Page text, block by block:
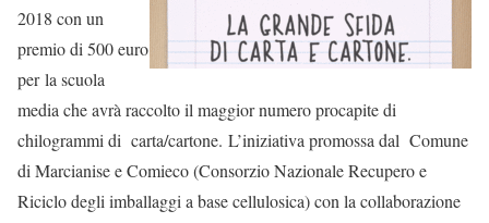
2018 con un
premio di 500 euro
per la scuola
media che avrà raccolto il maggior numero procapite di
chilogrammi di carta/cartone. L’iniziativa promossa dal Comune
di Marcianise e Comieco (Consorzio Nazionale Recupero e
Riciclo degli imballaggi a base cellulosica) con la collaborazione